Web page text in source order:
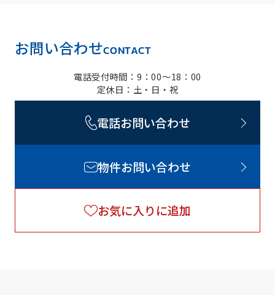
お問い合わせCONTACT
電話受付時間：9：00～18：00
定休日：土・日・祝
電話お問い合わせ
物件お問い合わせ
お気に入りに追加